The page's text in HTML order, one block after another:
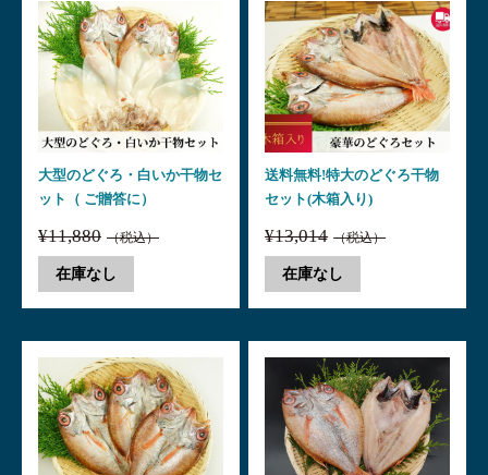
大型のどぐろ・白いか干物セ
ット（ ご贈答に）
¥11,880 （税込）
在庫なし
送料無料!特大のどぐろ干物
セット(木箱入り)
¥13,014 （税込）
在庫なし